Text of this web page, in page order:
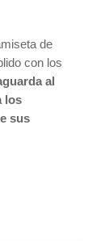
de
con los
al
los
sus